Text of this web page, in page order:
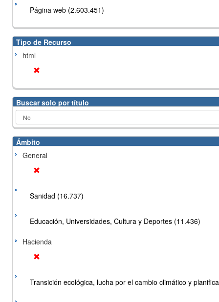
Página web (2.603.451)
Tipo de Recurso
html
Buscar solo por título
Ámbito
General
Sanidad (16.737)
Educación, Universidades, Cultura y Deportes (11.436)
Hacienda
Transición ecológica, lucha por el cambio climático y